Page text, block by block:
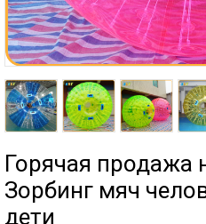
Горячая продажа
Зорбинг мяч
дети